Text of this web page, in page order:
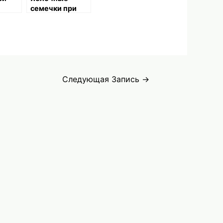
семечки при
Следующая Запись →